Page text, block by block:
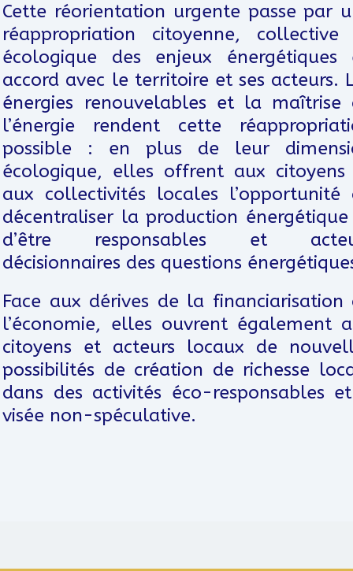
Cette réorientation urgente passe par
réappropriation citoyenne, collective
écologique des enjeux énergétiques
accord avec le territoire et ses acteurs.
énergies renouvelables et la maîtrise
l’énergie rendent cette
possible : en plus de leur
écologique, elles offrent aux
aux collectivités locales l’opportunité
décentraliser la production
d’être responsables et
décisionnaires des questions
Face aux dérives de la financiarisation
l’économie, elles ouvrent également
citoyens et acteurs locaux de
possibilités de création de richesse
dans des activités éco-responsables
visée non-spéculative.